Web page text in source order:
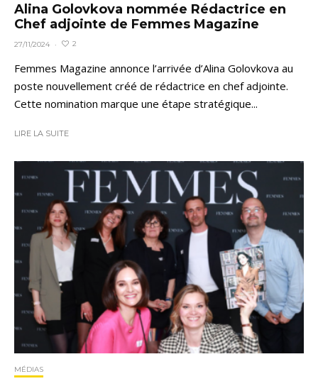
Alina Golovkova nommée Rédactrice en
Chef adjointe de Femmes Magazine
27/11/2024 · 2
Femmes Magazine annonce l’arrivée d’Alina Golovkova au
poste nouvellement créé de rédactrice en chef adjointe.
Cette nomination marque une étape stratégique...
LIRE LA SUITE
MÉDIAS